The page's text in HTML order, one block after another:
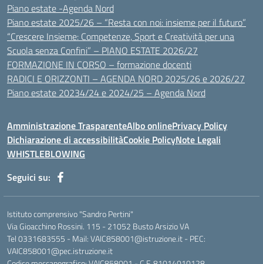
Piano estate -Agenda Nord
Piano estate 2025/26 – “Resta con noi: insieme per il futuro”
“Crescere Insieme: Competenze, Sport e Creatività per una
Scuola senza Confini” – PIANO ESTATE 2026/27
FORMAZIONE IN CORSO – formazione docenti
RADICI E ORIZZONTI – AGENDA NORD 2025/26 e 2026/27
Piano estate 20234/24 e 2024/25 – Agenda Nord
Amministrazione TrasparenteAlbo onlinePrivacy Policy
Dichiarazione di accessibilitàCookie PolicyNote Legali
WHISTLEBLOWING
Seguici su:
Istituto comprensivo "Sandro Pertini"
Via Gioacchino Rossini. 115 - 21052 Busto Arsizio VA
Tel 0331683555 - Mail: VAIC858001@istruzione.it - PEC:
VAIC858001@pec.istruzione.it